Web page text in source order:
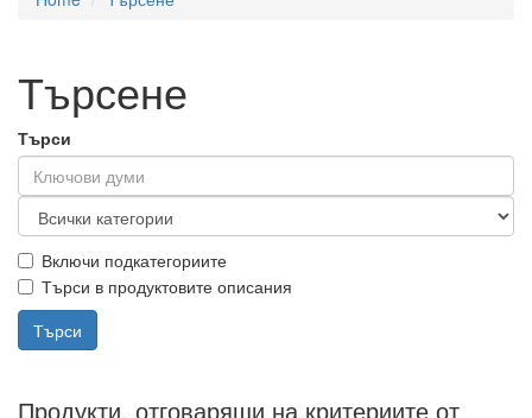
Търсене
Търси
Включи подкатегориите
Търси в продуктовите описания
Продукти, отговарящи на критериите от